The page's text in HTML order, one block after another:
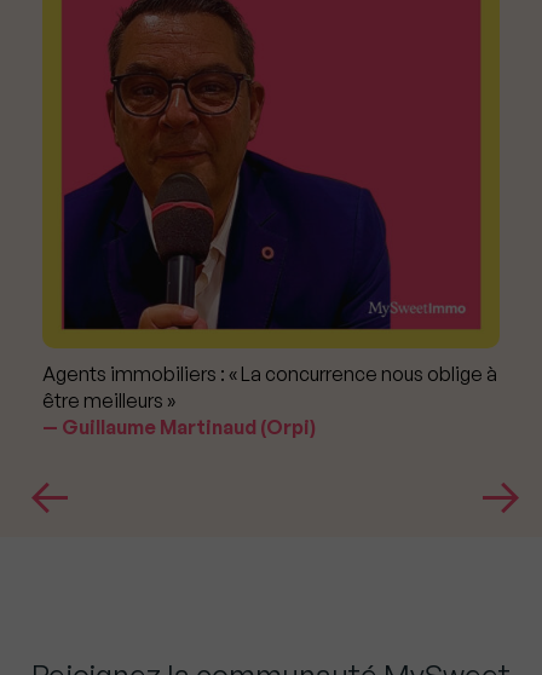
Agents immobiliers : « La concurrence nous oblige à
être meilleurs »
Guillaume Martinaud (Orpi)